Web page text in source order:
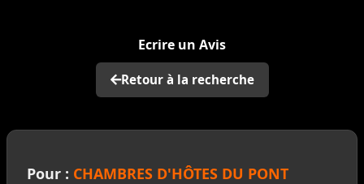
Ecrire un Avis
Retour à la recherche
Pour : CHAMBRES D'HÔTES DU PONT